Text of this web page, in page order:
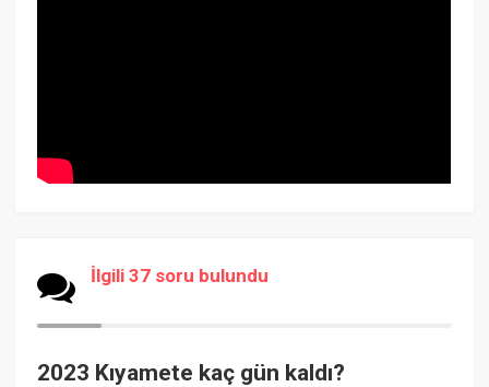
İlgili 37 soru bulundu
2023 Kıyamete kaç gün kaldı?